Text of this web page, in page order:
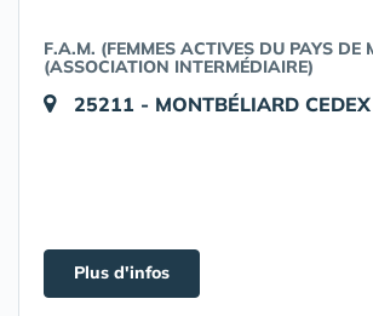
F.A.M. (FEMMES ACTIVES DU PAYS DE
(ASSOCIATION INTERMÉDIAIRE)
25211 - MONTBÉLIARD CEDEX
Plus d'infos